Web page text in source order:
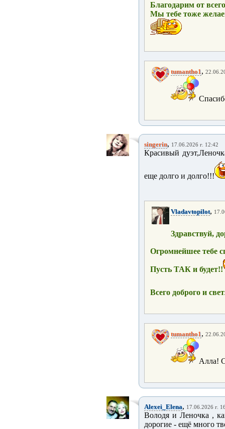
Благодарим от
Мы тебе тоже
tumantho1,
singerin, 17.06.2026 г. 12:42
Красивый
еще долго и долго!!!
Vladavtopilot,
Здравствуй,
Огромнейшее тебе
Пусть ТАК и будет!!
Всего доброго и
tumantho1,
Алла!
Alexei_Elena, 17.06.2026 г.
Володя и Леночка ,
дорогие - ещё много